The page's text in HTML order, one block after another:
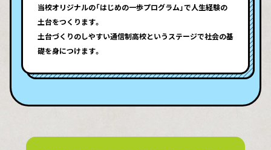
当校オリジナルの「はじめの一歩プログラム」で人生経験の
土台をつくります。
土台づくりのしやすい通信制高校というステージで社会の基
礎を身につけます。